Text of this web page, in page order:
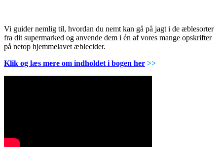
Vi guider nemlig til, hvordan du nemt kan gå på jagt i de æblesorter
fra dit supermarked og anvende dem i én af vores mange opskrifter
på netop hjemmelavet æblecider.
Klik og læs mere om indholdet i bogen her >>